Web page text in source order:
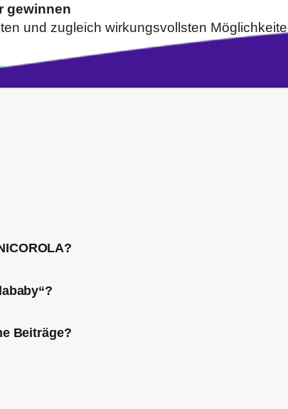
gewinnen
und zugleich wirkungsvollsten
Beiträge?